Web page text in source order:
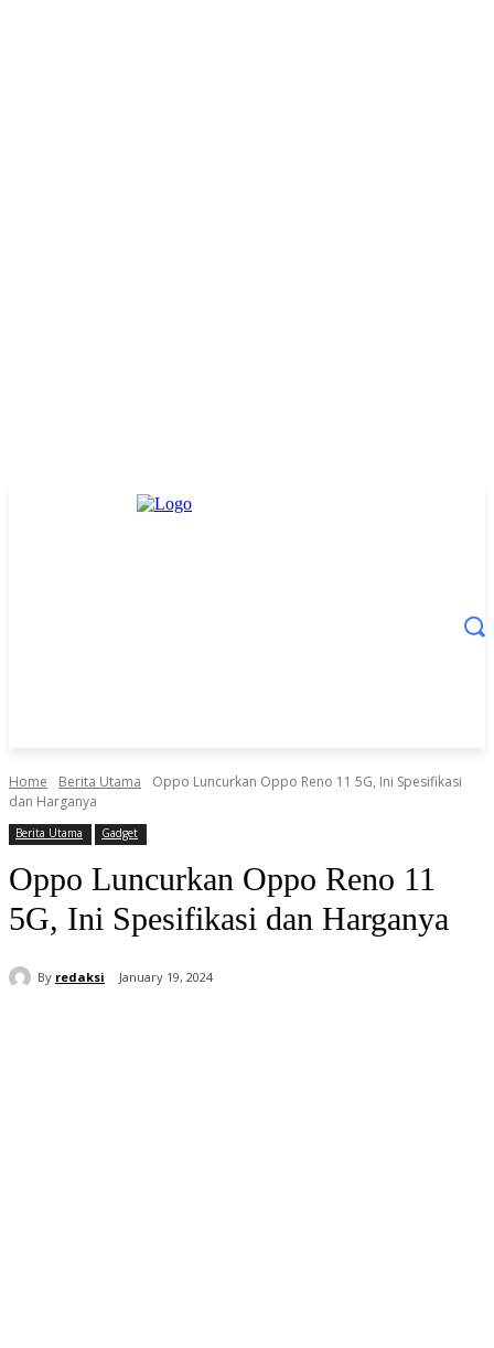
Home Berita Utama
Oppo Luncurkan Oppo Reno 11 5G, Ini Spesifikasi
dan Harganya
Berita Utama Gadget
Oppo Luncurkan Oppo Reno 11
5G, Ini Spesifikasi dan Harganya
By redaksi January 19, 2024